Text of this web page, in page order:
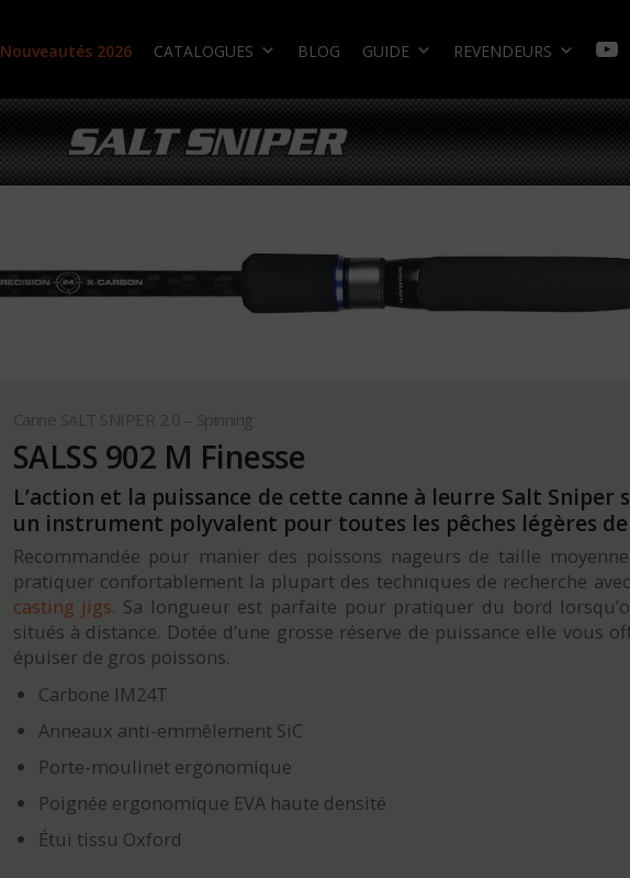
Nouveautés 2026 CATALOGUES BLOG GUIDE REVENDEURS
Canne SALT SNIPER 2.0 – Spinning
SALSS 902 M Finesse
L’action et la puissance de cette canne à leurre Salt Sniper
un instrument polyvalent pour toutes les pêches légères
Recommandée pour manier des poissons nageurs de taille
pratiquer confortablement la plupart des techniques de recherche
casting jigs. Sa longueur est parfaite pour pratiquer du bord
situés à distance. Dotée d’une grosse réserve de puissance elle vous
épuiser de gros poissons.
Carbone IM24T
Anneaux anti-emmêlement SiC
Porte-moulinet ergonomique
Poignée ergonomique EVA haute densité
Étui tissu Oxford